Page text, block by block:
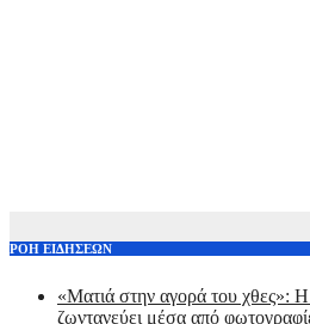
ΡΟΗ ΕΙΔΗΣΕΩΝ
«Ματιά στην αγορά του χθες»:
ζωντανεύει μέσα από